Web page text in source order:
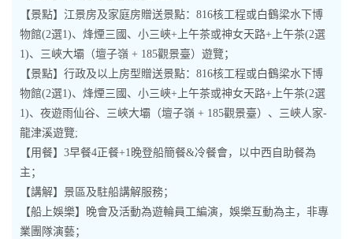
【景點】江景房及家庭房贈送景點：816核工程或白鶴梁水下博
物館(2選1)、烽煙三國、小三峽+上午茶或神女天路+上午茶(2選
1)、三峽大壩（壇子嶺 + 185觀景臺）遊覽；
【景點】行政及以上房型贈送景點：816核工程或白鶴梁水下博
物館(2選1)、烽煙三國、小三峽+上午茶或神女天路+上午茶(2選
1)、夜遊雨仙谷、三峽大壩（壇子嶺 + 185觀景臺）、三峽人家-
龍津溪遊覽;
【用餐】3早餐4正餐+1晚登船簡餐&冷餐會，以中西自助餐為
主；
【講解】景區及駐船講解服務；
【船上娛樂】晚會及活動為遊輪員工編演，娛樂互動為主，非專
業團隊演藝；